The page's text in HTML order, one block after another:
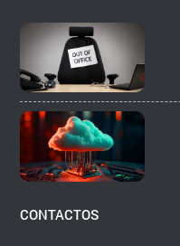
CONTACTOS